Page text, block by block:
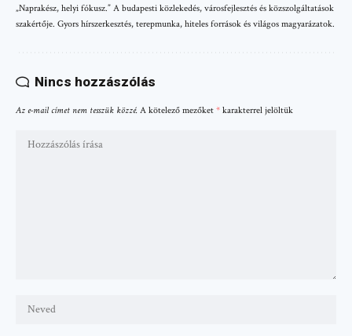
„Naprakész, helyi fókusz.” A budapesti közlekedés, városfejlesztés és közszolgáltatások
szakértője. Gyors hírszerkesztés, terepmunka, hiteles források és világos magyarázatok.
Nincs hozzászólás
Az e-mail címet nem tesszük közzé. A kötelező mezőket * karakterrel jelöltük